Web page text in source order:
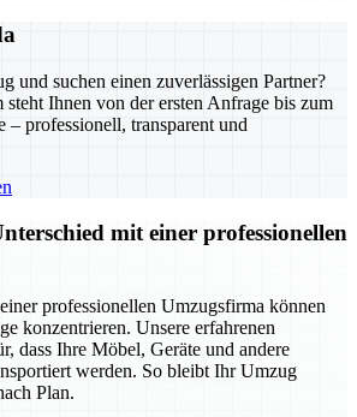
und suchen einen zuverlässigen Partner?
steht Ihnen von der ersten Anfrage bis zum
– professionell, transparent und
mit einer professionellen
professionellen Umzugsfirma können
konzentrieren. Unsere erfahrenen
dass Ihre Möbel, Geräte und andere
werden. So bleibt Ihr Umzug
Plan.